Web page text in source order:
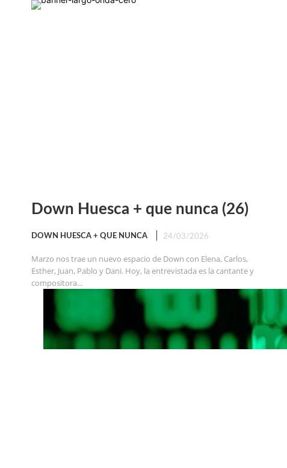
Down Huesca + que nunca (26)
DOWN HUESCA + QUE NUNCA 24/03/2026
Marzo nos trae un nuevo espacio de Down con Elena, Carlos,
Esther, Juan, Pablo y Dani. Hoy, la entrevistada es la cantante y
compositora...